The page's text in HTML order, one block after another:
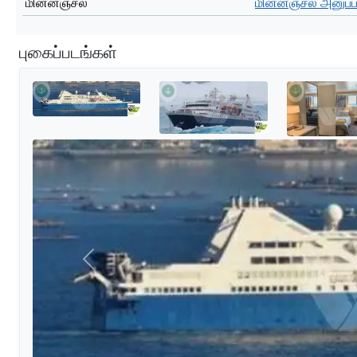
புகைப்படங்கள்
முந்தையது